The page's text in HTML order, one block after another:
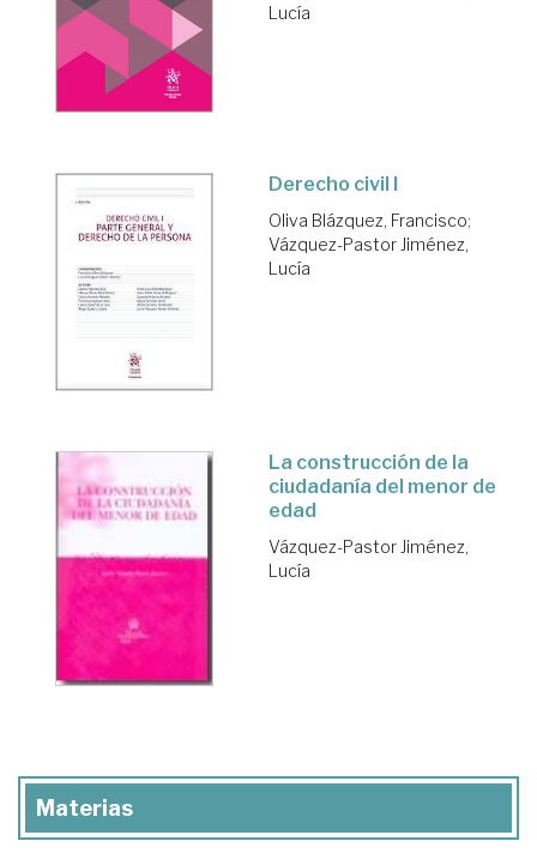
Lucía
Derecho civil I
Oliva Blázquez, Francisco;
Vázquez-Pastor Jiménez,
Lucía
La construcción de la
ciudadanía del menor de
edad
Vázquez-Pastor Jiménez,
Lucía
Materias